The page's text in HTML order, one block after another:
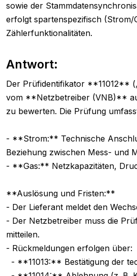
sowie der
erfolgt spartenspezifisch (Strom/
Zählerfunktionalitäten.
Antwort:
Der Prüfidentifikator **11012**
vom **Netzbetreiber (VNB)**
zu bewerten. Die Prüfung
- **Strom:** Technische
Beziehung zwischen Mess-
- **Gas:** Netzkapazitäten,
**Auslösung und Fristen:**
- Der Lieferant meldet den
- Der Netzbetreiber muss die
mitteilen.
- Rückmeldungen erfolgen über: